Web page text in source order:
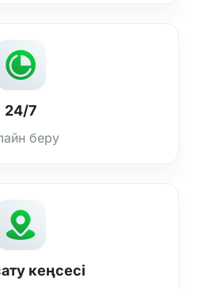
24/7
беру
кеңсесі